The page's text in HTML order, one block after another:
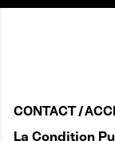
CONTACT /
La Condition